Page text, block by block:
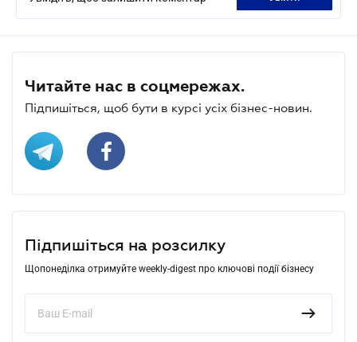
Читайте нас в соцмережах.
Підпишіться, щоб бути в курсі усіх бізнес-новин.
Підпишіться на розсилку
Щопонеділка отримуйте weekly-digest про ключові події бізнесу